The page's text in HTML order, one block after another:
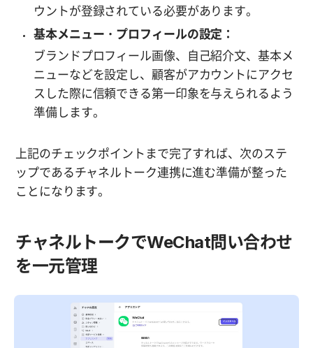
ウントが登録されている必要があります。
基本メニュー・プロフィールの設定：
ブランドプロフィール画像、自己紹介文、基本メ
ニューなどを設定し、顧客がアカウントにアクセ
スした際に信頼できる第一印象を与えられるよう
準備します。
上記のチェックポイントまで完了すれば、次のステ
ップであるチャネルトーク連携に進む準備が整った
ことになります。
チャネルトークでWeChat問い合わせ
を一元管理